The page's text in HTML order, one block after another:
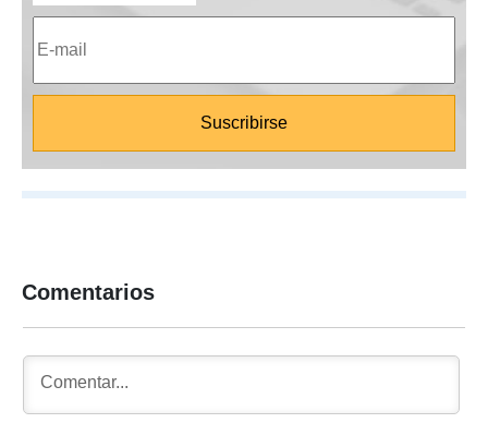
Comentarios